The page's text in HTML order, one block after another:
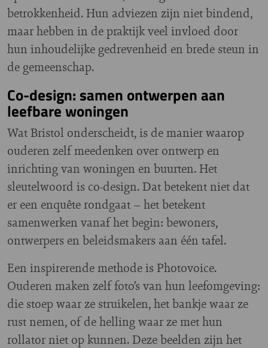
betrokkenheid. Hun adviezen zijn niet bindend,
maar hebben in de praktijk veel invloed door
hun inhoudelijke gedrevenheid en brede steun in
de gemeenschap.
Co-design: samen ontwerpen aan
leefbare woningen
Wat Bristol onderscheidt, is de manier waarop
ouderen zelf meedenken over ontwerp en
inrichting van woningen en buurten. Het
sleutelwoord is co-design. Dat betekent niet dat
er een enquête rondgaat – het betekent
samenwerken vanaf het begin: bewoners,
ontwerpers en beleidsmakers aan één tafel.
Een inspirerende methode is Photovoice.
Ouderen maken zelf foto’s van hun leefomgeving:
die stoep waar ze struikelen, het bankje waar ze
rust nemen, of de helling waar ze met hun
rollator niet op kunnen. Deze beelden zijn het